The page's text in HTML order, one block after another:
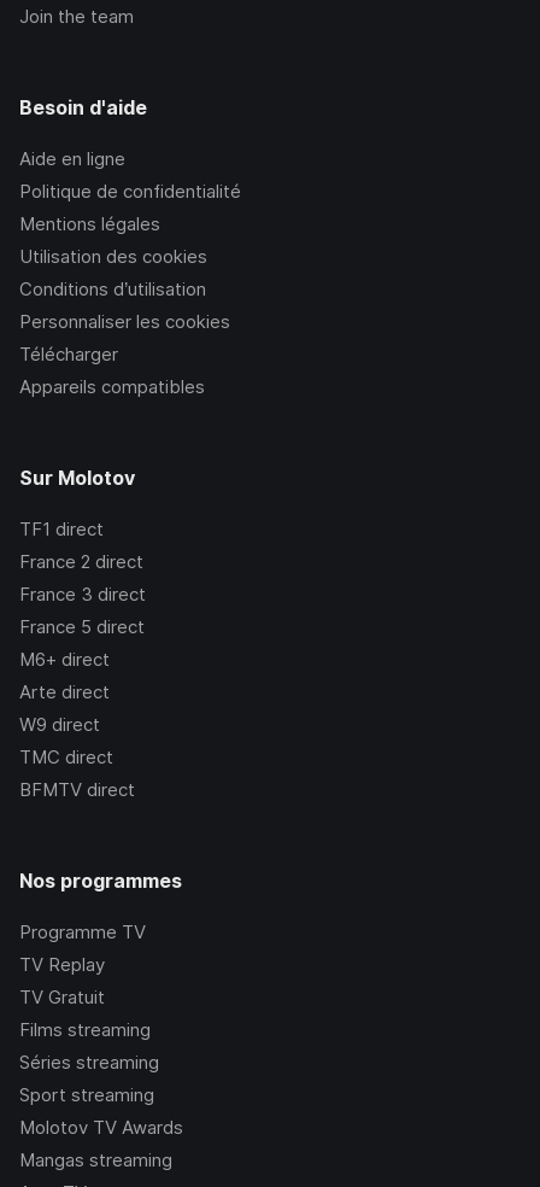
Join the team
Besoin d'aide
Aide en ligne
Politique de confidentialité
Mentions légales
Utilisation des cookies
Conditions d’utilisation
Personnaliser les cookies
Télécharger
Appareils compatibles
Sur Molotov
TF1 direct
France 2 direct
France 3 direct
France 5 direct
M6+ direct
Arte direct
W9 direct
TMC direct
BFMTV direct
Nos programmes
Programme TV
TV Replay
TV Gratuit
Films streaming
Séries streaming
Sport streaming
Molotov TV Awards
Mangas streaming